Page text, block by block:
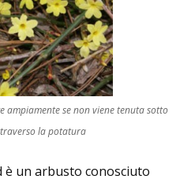
ampiamente se non viene tenuta sotto
la potatura
è un arbusto conosciuto